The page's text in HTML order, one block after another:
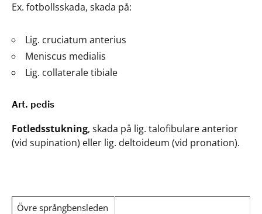
Ex. fotbollsskada, skada på:
Lig. cruciatum anterius
Meniscus medialis
Lig. collaterale tibiale
Art. pedis
Fotledsstukning, skada på lig. talofibulare anterior
(vid supination) eller lig. deltoideum (vid pronation).
Övre språngbensleden